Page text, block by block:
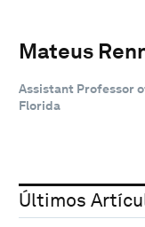
Mateus
Assistant Professor
Florida
Últimos